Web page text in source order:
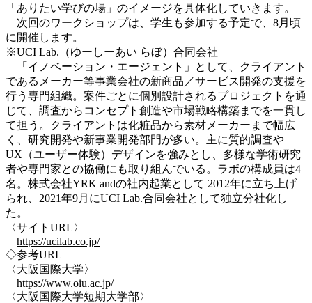
「ありたい学びの場」のイメージを具体化していきます。
次回のワークショップは、学生も参加する予定で、8月頃
に開催します。
※UCI Lab.（ゆーしーあい らぼ）合同会社
「イノベーション・エージェント」として、クライアント
であるメーカー等事業会社の新商品／サービス開発の支援を
行う専門組織。案件ごとに個別設計されるプロジェクトを通
じて、調査からコンセプト創造や市場戦略構築までを一貫し
て担う。クライアントは化粧品から素材メーカーまで幅広
く、研究開発や新事業開発部門が多い。主に質的調査や
UX（ユーザー体験）デザインを強みとし、多様な学術研究
者や専門家との協働にも取り組んでいる。ラボの構成員は4
名。株式会社YRK andの社内起業として 2012年に立ち上げ
られ、2021年9月にUCI Lab.合同会社として独立分社化し
た。
〈サイトURL〉
https://ucilab.co.jp/
◇参考URL
〈大阪国際大学〉
https://www.oiu.ac.jp/
〈大阪国際大学短期大学部〉